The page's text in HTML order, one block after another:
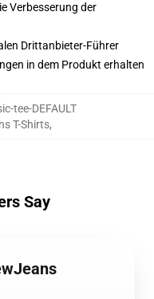
Verbesserung der
Drittanbieter-Führer
in dem Produkt erhalten
tee-DEFAULT
T-Shirts,
Say